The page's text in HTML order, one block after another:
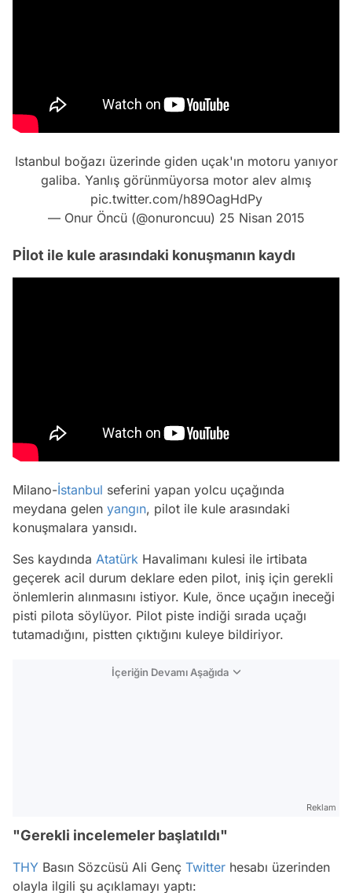
Istanbul boğazı üzerinde giden uçak'ın motoru yanıyor
galiba. Yanlış görünmüyorsa motor alev almış
pic.twitter.com/h89OagHdPy
— Onur Öncü (@onuroncuu) 25 Nisan 2015
Pİlot ile kule arasındaki konuşmanın kaydı
Milano-İstanbul seferini yapan yolcu uçağında
meydana gelen yangın, pilot ile kule arasındaki
konuşmalara yansıdı.
Ses kaydında Atatürk Havalimanı kulesi ile irtibata
geçerek acil durum deklare eden pilot, iniş için gerekli
önlemlerin alınmasını istiyor. Kule, önce uçağın ineceği
pisti pilota söylüyor. Pilot piste indiği sırada uçağı
tutamadığını, pistten çıktığını kuleye bildiriyor.
İçeriğin Devamı Aşağıda
Reklam
"Gerekli incelemeler başlatıldı"
THY Basın Sözcüsü Ali Genç Twitter hesabı üzerinden
olayla ilgili şu açıklamayı yaptı: